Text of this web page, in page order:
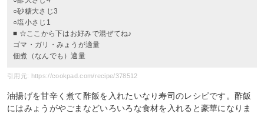
○砂糖大さじ3
○塩小さじ1
■ ☆ここから下はお好みで混ぜてね♪
ゴマ・ガリ・みょうが適量
佃煮（なんでも）適量
引用元: https://cookpad.com/recipe/378512
油揚げを甘辛く煮て酢飯を入れたいなり寿司のレシピです。酢飯
にはみょうがやごまなどいろいろな食材を入れると豪華になりま